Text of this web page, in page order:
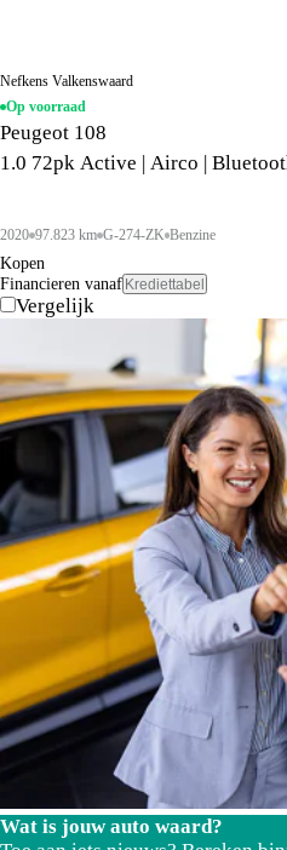
Nefkens Valkenswaard
Op voorraad
Peugeot 108
1.0 72pk Active | Airco |
2020 97.823 km G-274-ZK Benzine
Kopen
Financieren vanaf Krediettabel
Vergelijk
Wat is jouw auto waard?